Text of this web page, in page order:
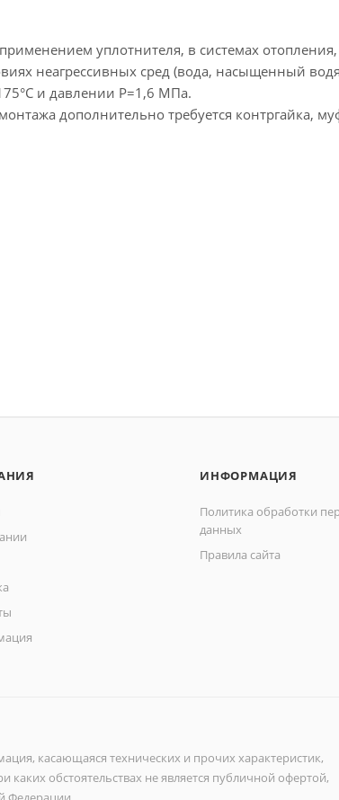
уплотнителя, в системах отопления,
неагрессивных сред (вода, насыщенный
и давлении Р=1,6 МПа.
дополнительно требуется контргайка,
ИНФОРМАЦИЯ
Политика обработки
данных
Правила сайта
касающаяся технических и прочих характеристик,
обстоятельствах не является публичной офертой,